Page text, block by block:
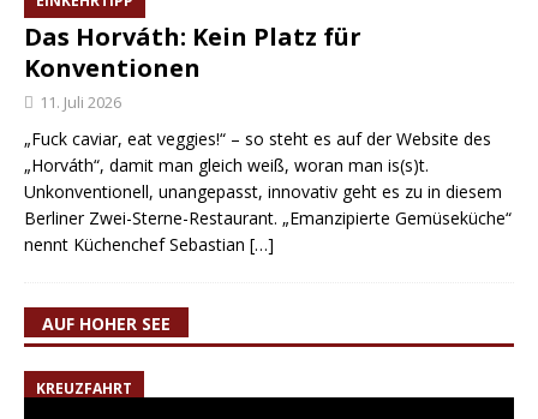
Das Horváth: Kein Platz für
Konventionen
11. Juli 2026
„Fuck caviar, eat veggies!“ – so steht es auf der Website des
„Horváth“, damit man gleich weiß, woran man is(s)t.
Unkonventionell, unangepasst, innovativ geht es zu in diesem
Berliner Zwei-Sterne-Restaurant. „Emanzipierte Gemüseküche“
nennt Küchenchef Sebastian […]
AUF HOHER SEE
KREUZFAHRT